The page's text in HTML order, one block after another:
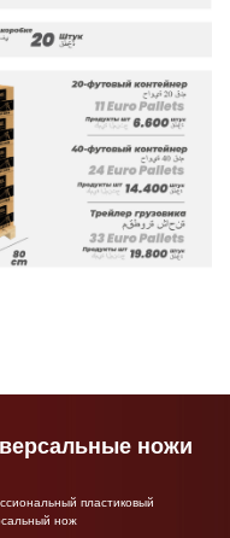
ножи
пластиковый
нож